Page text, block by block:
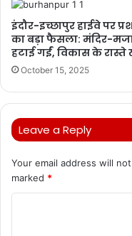
इंदौर-इच्छापुर हाईवे पर
का बड़ा फैसला: मंदिर-
हटाई गईं, विकास के
October 15, 2025
Leave a Reply
Your email address will
marked *